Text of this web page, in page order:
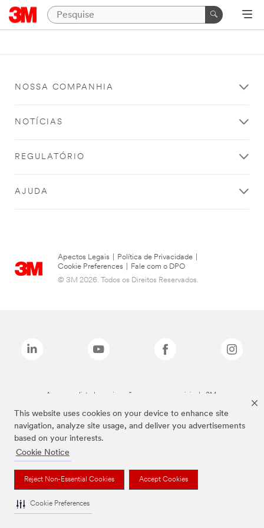
This website uses cookies on your device to enhance site
navigation, analyze site usage, and deliver you advertisements
based on your interests.
Cookie Notice
Reject Non-Essential Cookies Accept Cookies
Cookie Preferences
NOSSA COMPANHIA
NOTÍCIAS
REGULATÓRIO
AJUDA
Apectos Legais Política de Privacidade
Cookie Preferences
Fale com o DPO
© 3M 2026. Todos os Direitos Reservados.
As marcas listadas a cima são marcas comerciais da 3M.